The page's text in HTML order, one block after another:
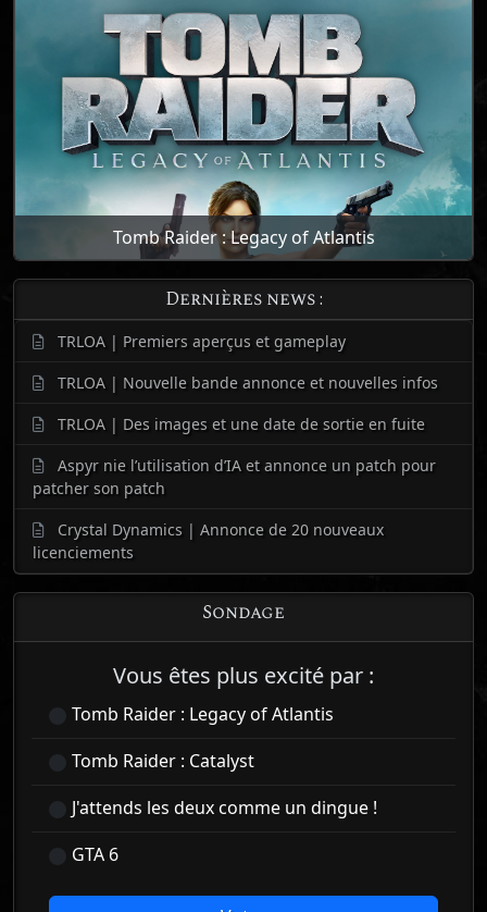
Tomb Raider : Legacy of Atlantis
Dernières news :
TRLOA | Premiers aperçus et gameplay
TRLOA | Nouvelle bande annonce et nouvelles infos
TRLOA | Des images et une date de sortie en fuite
Aspyr nie l’utilisation d’IA et annonce un patch pour
patcher son patch
Crystal Dynamics | Annonce de 20 nouveaux
licenciements
Sondage
Vous êtes plus excité par :
Tomb Raider : Legacy of Atlantis
Tomb Raider : Catalyst
J'attends les deux comme un dingue !
GTA 6